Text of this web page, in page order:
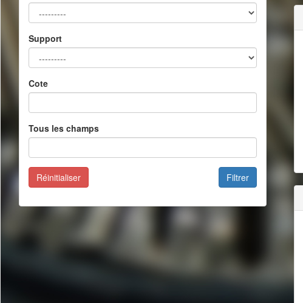
Support
Cote
Tous les champs
Filtrer
Réinitialiser